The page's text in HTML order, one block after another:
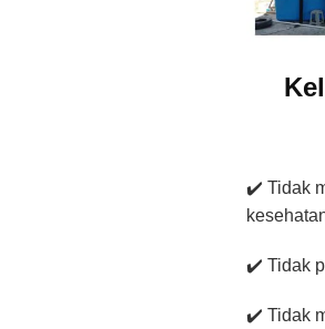
✔️ Tidak
✔️ Tidak
✔️ Tidak